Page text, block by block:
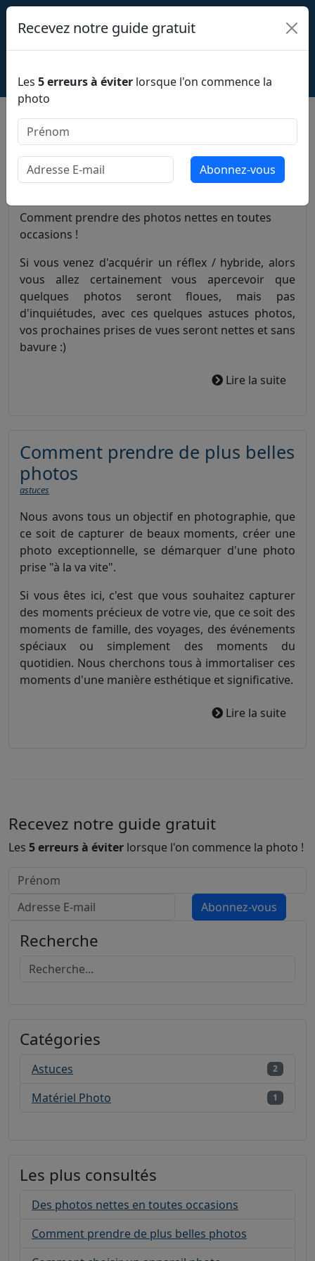
VULGARISER LA PHOTO
Des photos nettes en toutes
occasions
Comment prendre des photos nettes en toutes
occasions !
Si vous venez d'acquérir un réflex / hybride, alors
vous allez certainement vous apercevoir que
quelques photos seront floues, mais pas
d'inquiétudes, avec ces quelques astuces photos,
vos prochaines prises de vues seront nettes et sans
bavure :)
Lire la suite
Comment prendre de plus belles
photos
astuces
Nous avons tous un objectif en photographie, que
ce soit de capturer de beaux moments, créer une
photo exceptionnelle, se démarquer d'une photo
prise "à la va vite".
Si vous êtes ici, c'est que vous souhaitez capturer
des moments précieux de votre vie, que ce soit des
moments de famille, des voyages, des événements
spéciaux ou simplement des moments du
quotidien. Nous cherchons tous à immortaliser ces
moments d'une manière esthétique et significative.
Lire la suite
Recevez notre guide gratuit
Les 5 erreurs à éviter lorsque l'on commence la photo !
Recherche
Catégories
Astuces 2
Matériel Photo 1
Les plus consultés
Des photos nettes en toutes occasions
Comment prendre de plus belles photos
Recevez notre guide gratuit
Les 5 erreurs à éviter lorsque l'on commence la
photo